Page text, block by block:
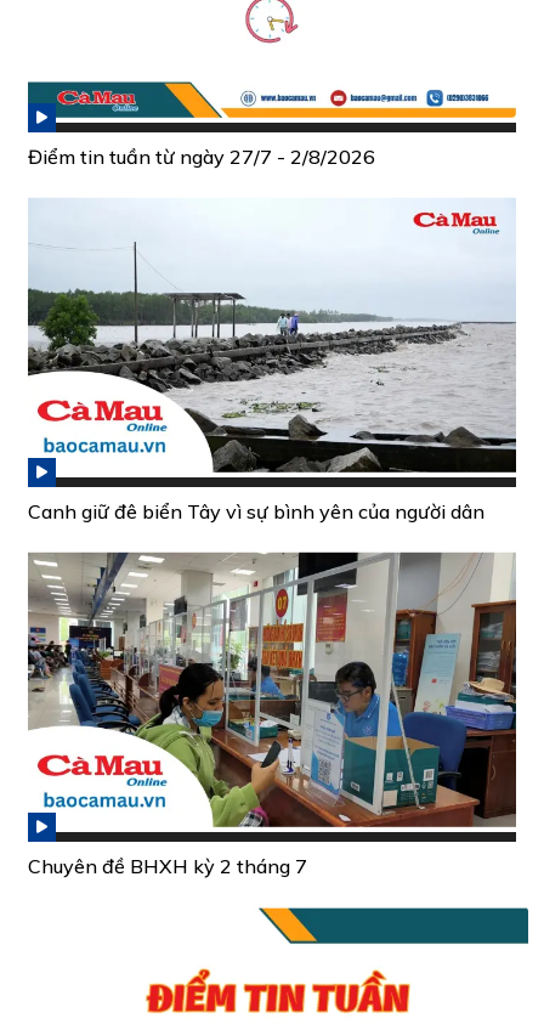
Điểm tin tuần từ ngày 27/7 - 2/8/2026
Canh giữ đê biển Tây vì sự bình yên của người dân
Chuyên đề BHXH kỳ 2 tháng 7